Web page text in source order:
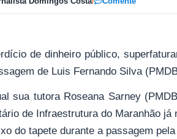
de dinheiro público,
de Luis Fernando Silva
sua tutora Roseana Sarney
de Infraestrutura do Maranhão
do tapete durante a passagem